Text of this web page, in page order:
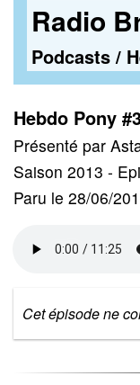
Radio
Podcasts/
Hebdo Pony
Présenté par
Saison 2013 -
Paru le 28/06/
Cet épisode ne